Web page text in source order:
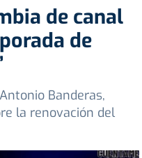
de canal
de
Banderas,
la renovación del